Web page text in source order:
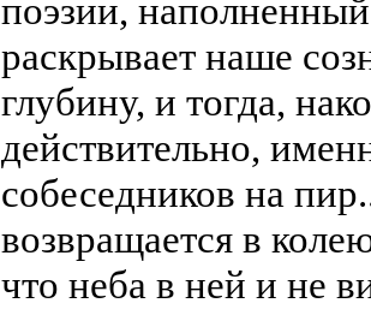
поэзии,
раскрывает наше
глубину, и тогда,
действительно,
собеседников на
возвращается в
что неба в ней и не